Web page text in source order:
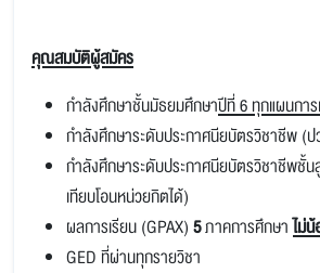
คุณสมบัติผู้สมัคร
กำลังศึกษาชั้นมัธยมศึกษาปีที่ 6 ทุกแผนการ
กำลังศึกษาระดับประกาศนียบัตรวิชาชีพ (
กำลังศึกษาระดับประกาศนียบัตรวิชาชีพชั้
เทียบโอนหน่วยกิตได้)
ผลการเรียน (GPAX)5ภาคการศึกษาไม่
GED ที่ผ่านทุกรายวิชา